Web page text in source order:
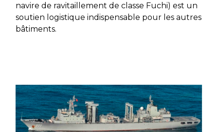
navire de ravitaillement de classe Fuchi) est un
soutien logistique indispensable pour les autres
bâtiments.